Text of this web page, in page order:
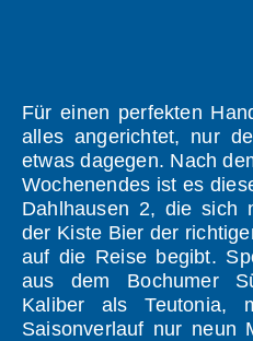
Für einen perfekten
alles angerichtet, nur
etwas dagegen. Nach
Wochenendes ist es
Dahlhausen 2, die sich
der Kiste Bier der
auf die Reise begibt.
aus dem Bochumer
Kaliber als Teutonia,
Saisonverlauf nur neun